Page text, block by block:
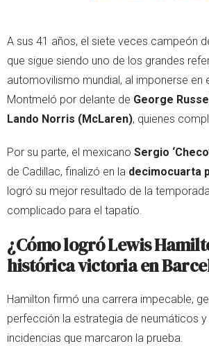
A sus 41 años, el siete veces campeón
que sigue siendo uno de los grandes
automovilismo mundial, al imponerse en
Montmeló por delante de George
Lando Norris (McLaren), quienes
Por su parte, el mexicano Sergio
de Cadillac, finalizó en la decimocuarta
logró su mejor resultado de la
complicado para el tapatío.
¿Cómo logró Lewis
histórica victoria en
Hamilton firmó una carrera impecable,
perfección la estrategia de neumáticos
incidencias que marcaron la prueba.